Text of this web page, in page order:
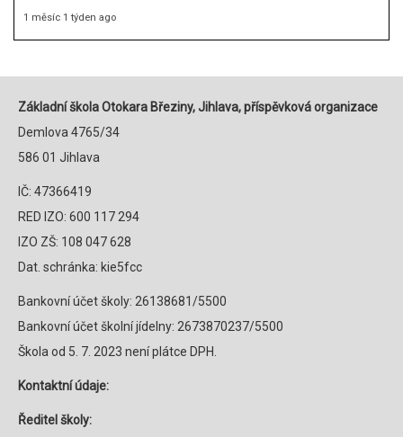
1 měsíc 1 týden ago
Základní škola Otokara Březiny, Jihlava, příspěvková organizace
Demlova 4765/34
586 01 Jihlava
IČ: 47366419
RED IZO: 600 117 294
IZO ZŠ: 108 047 628
Dat. schránka: kie5fcc
Bankovní účet školy: 26138681/5500
Bankovní účet školní jídelny: 2673870237/5500
Škola od 5. 7. 2023 není plátce DPH.
Kontaktní údaje:
Ředitel školy: